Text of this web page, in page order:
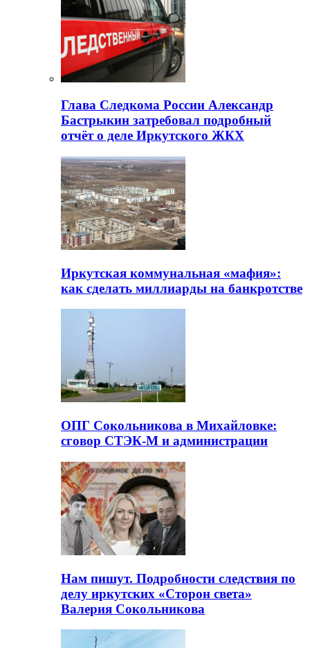
Глава Следкома России Александр
Бастрыкин затребовал подробный
отчёт о деле Иркутского ЖКХ
Иркутская коммунальная «мафия»:
как сделать миллиарды на банкротстве
ОПГ Сокольникова в Михайловке:
сговор СТЭК-М и администрации
Нам пишут. Подробности следствия по
делу иркутских «Сторон света»
Валерия Сокольникова